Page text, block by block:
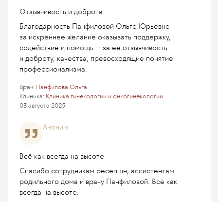
Отзывчивость и доброта
Благодарность Панфиловой Ольге Юрьевне
за искреннее желание оказывать поддержку,
содействие и помощь — за её отзывчивость
и доброту, качества, превосходящие понятие
профессионализма.
Клиника: Клиника гинекологии и онкогинекологии
Врач: Панфилова Ольга
03 августа 2025
Аноним
Всё как всегда на высоте
Спасибо сотрудникам ресепшн, ассистентам
родильного дома и врачу Панфиловой. Всё как
всегда на высоте.